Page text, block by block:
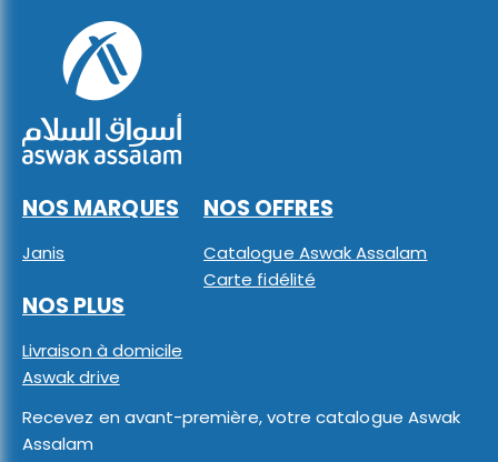
NOS MARQUES
Janis
NOS OFFRES
Catalogue Aswak Assalam
Carte fidélité
NOS PLUS
Livraison à domicile
Aswak drive
Recevez en avant-première, votre catalogue Aswak
Assalam